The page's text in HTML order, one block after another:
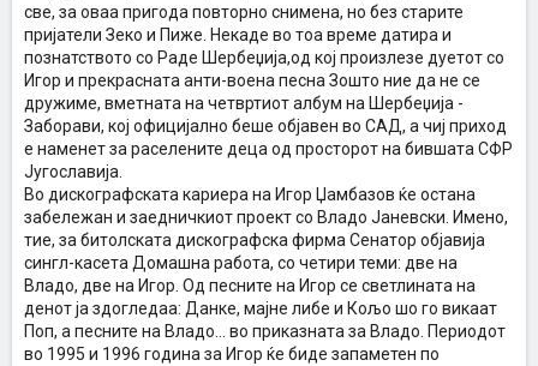
све, за оваа пригода повторно снимена, но без старите
пријатели Зеко и Пиже. Некаде во тоа време датира и
познатството со Раде Шербеџија,од кој произлезе дуетот со
Игор и прекрасната анти-воена песна Зошто ние да не се
дружиме, вметната на четвртиот албум на Шербеџија -
Заборави, кој официјално беше објавен во САД, а чиј приход
е наменет за раселените деца од просторот на бившата СФР
Југославија.
Во дискографската кариера на Игор Џамбазов ќе остана
забележан и заедничкиот проект со Владо Јаневски. Имено,
тие, за битолската дискографска фирма Сенатор објавија
сингл-касета Домашна работа, со четири теми: две на
Владо, две на Игор. Од песните на Игор се светлината на
денот ја здогледаа: Данке, мајне либе и Кољо шо го викаат
Поп, а песните на Владо... во приказната за Владо. Периодот
во 1995 и 1996 година за Игор ќе биде запаметен по